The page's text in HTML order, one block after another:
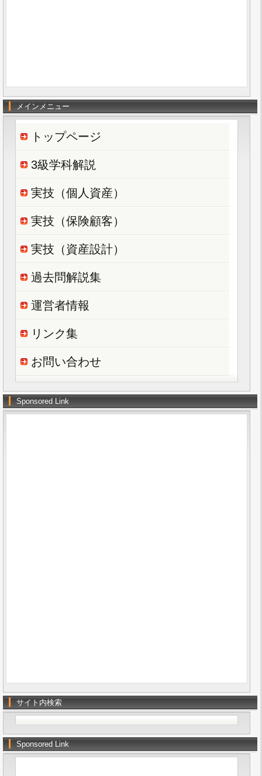
メインメニュー
トップページ
3級学科解説
実技（個人資産）
実技（保険顧客）
実技（資産設計）
過去問解説集
運営者情報
リンク集
お問い合わせ
Sponsored Link
サイト内検索
Sponsored Link